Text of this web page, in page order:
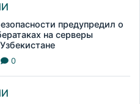
предупредил о
на серверы
0